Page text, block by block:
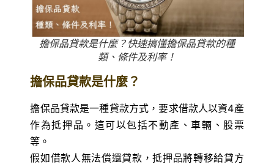
擔保品貸款是什麼？快速搞懂擔保品貸款的種
類、條件及利率！
擔保品貸款是什麼？
擔保品貸款是一種貸款方式，要求借款人以資4產
作為抵押品。這可以包括不動產、車輛、股票
等。
假如借款人無法償還貸款，抵押品將轉移給貸方